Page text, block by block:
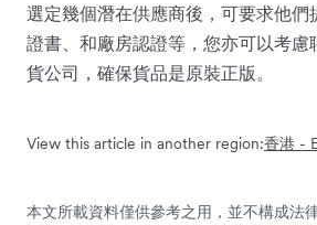
選定幾個潛在供應商後，可要求他們
證書、和廠房認證等，您亦可以考慮
貨公司，確保貨品是原裝正版。
View this article in another region:香港 -
本文所載資料僅供參考之用，並不構成法